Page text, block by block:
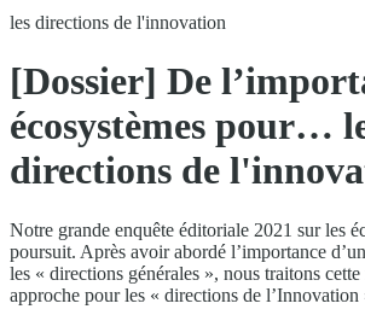
les directions de l'innovation
[Dossier] De
écosystèmes pour…
directions de
Notre grande enquête éditoriale 2021 sur les
poursuit. Après avoir abordé l’importance
les « directions générales », nous traitons
approche pour les « directions de l’Innovation